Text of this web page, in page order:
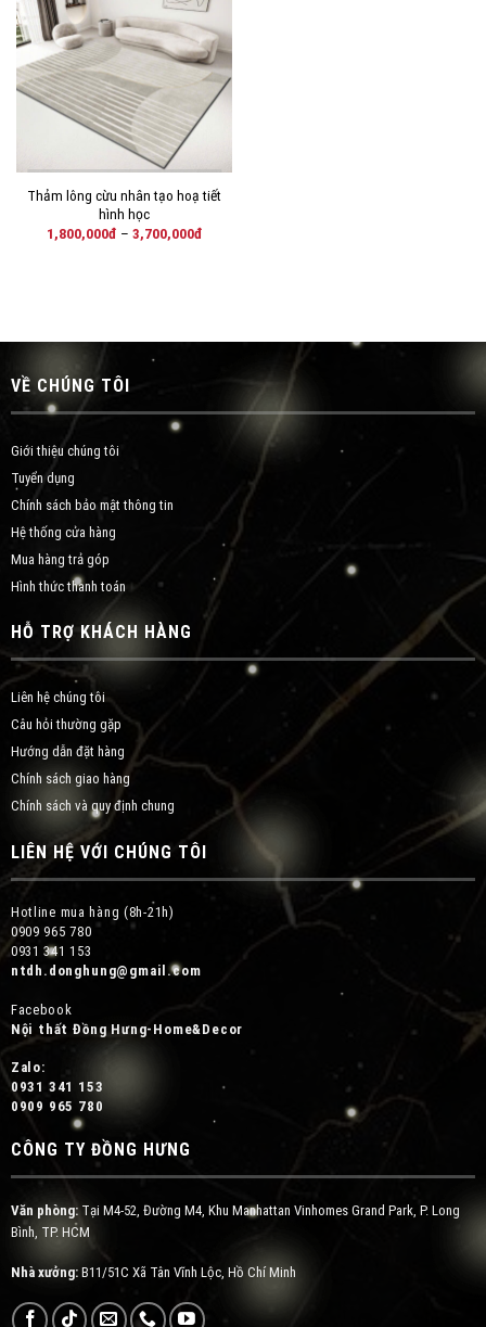
THÊM
VÀO
YÊU
THÍCH!
Thảm lông cừu nhân tạo hoạ tiết
hình học
1,800,000đ – 3,700,000đ
VỀ CHÚNG TÔI
Giới thiệu chúng tôi
Tuyển dụng
Chính sách bảo mật thông tin
Hệ thống cửa hàng
Mua hàng trả góp
Hình thức thanh toán
HỖ TRỢ KHÁCH HÀNG
Liên hệ chúng tôi
Câu hỏi thường gặp
Hướng dẫn đặt hàng
Chính sách giao hàng
Chính sách và quy định chung
LIÊN HỆ VỚI CHÚNG TÔI
Hotline mua hàng (8h-21h)
0909 965 780
0931 341 153
ntdh.donghung@gmail.com
Facebook
Nội thất Đồng Hưng-Home&Decor
Zalo:
0931 341 153
0909 965 780
CÔNG TY ĐỒNG HƯNG
Văn phòng:Tại M4-52, Đường M4, Khu Manhattan Vinhomes Grand Park, P. Long
Bình, TP. HCM
Nhà xưởng:B11/51C Xã Tân Vĩnh Lộc, Hồ Chí Minh